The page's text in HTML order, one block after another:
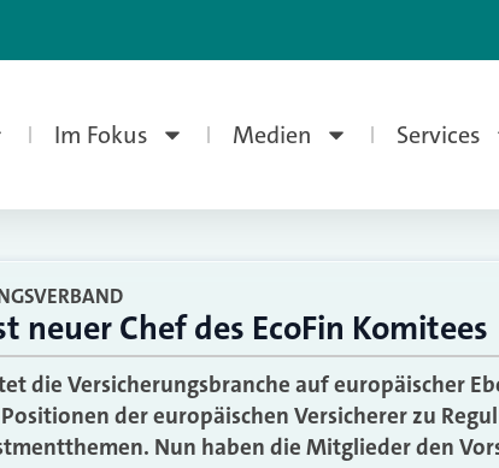
Im Fokus Medien Services
neuer Chef des EcoFin Komitees
die Versicherungsbranche auf europäischer
der europäischen Versicherer zu
Nun haben die Mitglieder den